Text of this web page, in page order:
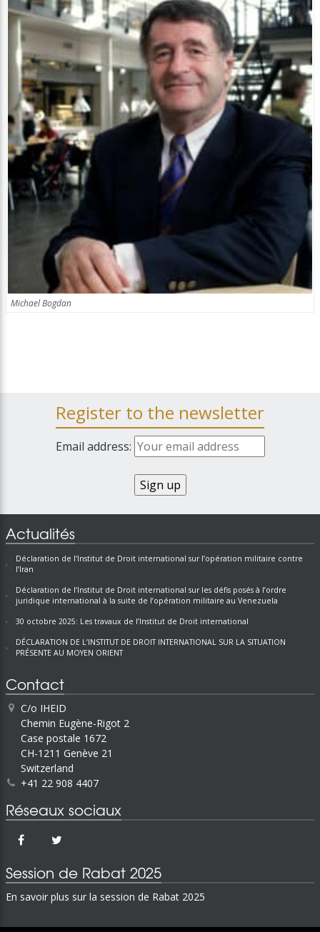
Michael Bogdan
Register to the newsletter
Email address:
Actualités
Déclaration de l’Institut de Droit international sur l’opération militaire contre
l’Iran
Déclaration de l’Institut de Droit international sur les défis posés à l’ordre
juridique international à la suite de l’opération militaire au Venezuela
30 octobre 2025: Les travaux de l’Institut de Droit international
DÉCLARATION DE L’INSTITUT DE DROIT INTERNATIONAL SUR LA SITUATION
PRÉSENTE AU MOYEN ORIENT
Contact
C/o IHEID
Chemin Eugène-Rigot 2
Case postale 1672
CH-1211 Genève 21
Switzerland
+41 22 908 4407
Réseaux sociaux
Session de Rabat 2025
En savoir plus sur la session de Rabat 2025